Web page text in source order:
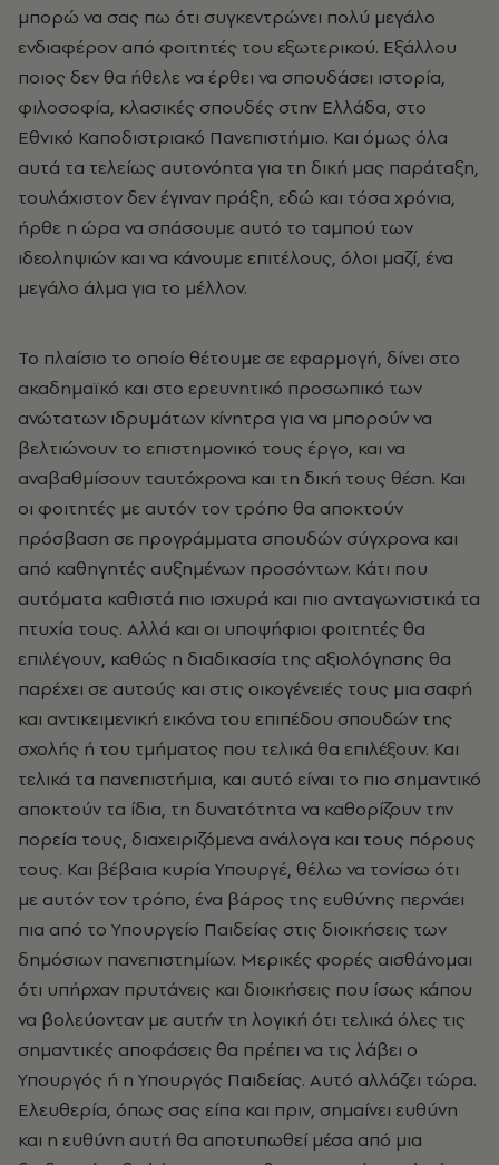
μπορώ να σας πω ότι συγκεντρώνει πολύ μεγάλο
ενδιαφέρον από φοιτητές του εξωτερικού. Εξάλλου
ποιος δεν θα ήθελε να έρθει να σπουδάσει ιστορία,
φιλοσοφία, κλασικές σπουδές στην Ελλάδα, στο
Εθνικό Καποδιστριακό Πανεπιστήμιο. Και όμως όλα
αυτά τα τελείως αυτονόητα για τη δική μας παράταξη,
τουλάχιστον δεν έγιναν πράξη, εδώ και τόσα χρόνια,
ήρθε η ώρα να σπάσουμε αυτό το ταμπού των
ιδεοληψιών και να κάνουμε επιτέλους, όλοι μαζί, ένα
μεγάλο άλμα για το μέλλον.
Το πλαίσιο το οποίο θέτουμε σε εφαρμογή, δίνει στο
ακαδημαϊκό και στο ερευνητικό προσωπικό των
ανώτατων ιδρυμάτων κίνητρα για να μπορούν να
βελτιώνουν το επιστημονικό τους έργο, και να
αναβαθμίσουν ταυτόχρονα και τη δική τους θέση. Και
οι φοιτητές με αυτόν τον τρόπο θα αποκτούν
πρόσβαση σε προγράμματα σπουδών σύγχρονα και
από καθηγητές αυξημένων προσόντων. Κάτι που
αυτόματα καθιστά πιο ισχυρά και πιο ανταγωνιστικά τα
πτυχία τους. Αλλά και οι υποψήφιοι φοιτητές θα
επιλέγουν, καθώς η διαδικασία της αξιολόγησης θα
παρέχει σε αυτούς και στις οικογένειές τους μια σαφή
και αντικειμενική εικόνα του επιπέδου σπουδών της
σχολής ή του τμήματος που τελικά θα επιλέξουν. Και
τελικά τα πανεπιστήμια, και αυτό είναι το πιο σημαντικό
αποκτούν τα ίδια, τη δυνατότητα να καθορίζουν την
πορεία τους, διαχειριζόμενα ανάλογα και τους πόρους
τους. Και βέβαια κυρία Υπουργέ, θέλω να τονίσω ότι
με αυτόν τον τρόπο, ένα βάρος της ευθύνης περνάει
πια από το Υπουργείο Παιδείας στις διοικήσεις των
δημόσιων πανεπιστημίων. Μερικές φορές αισθάνομαι
ότι υπήρχαν πρυτάνεις και διοικήσεις που ίσως κάπου
να βολεύονταν με αυτήν τη λογική ότι τελικά όλες τις
σημαντικές αποφάσεις θα πρέπει να τις λάβει ο
Υπουργός ή η Υπουργός Παιδείας. Αυτό αλλάζει τώρα.
Ελευθερία, όπως σας είπα και πριν, σημαίνει ευθύνη
και η ευθύνη αυτή θα αποτυπωθεί μέσα από μια